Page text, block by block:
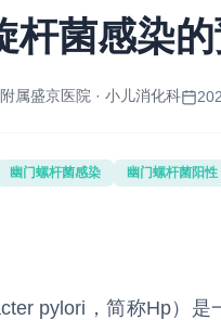
杆菌感染
属盛京医院 · 小儿消化科
幽门螺杆菌感染 幽门螺杆菌阳性
pylori，简称Hp）